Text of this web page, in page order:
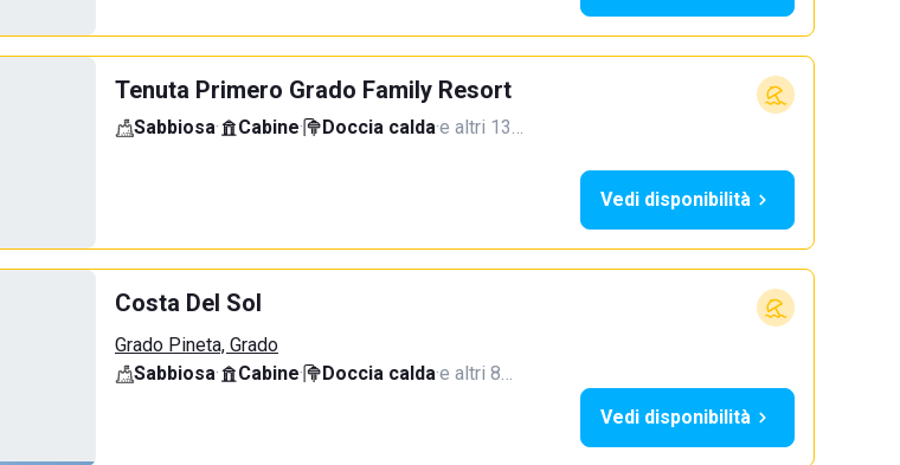
Tenuta Primero Grado Family Resort
Sabbiosa· Cabine· Doccia calda·e altri 13…
Vedi disponibilità
Costa Del Sol
Grado Pineta, Grado
Sabbiosa· Cabine· Doccia calda·e altri 8…
Vedi disponibilità